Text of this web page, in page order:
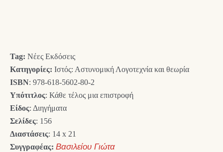
11,70 €.
Tag: Νέες Εκδόσεις
Κατηγορίες: Ιστός: Αστυνομική Λογοτεχνία και θεωρία
ISBN: 978-618-5602-80-2
Υπότιτλος: Κάθε τέλος μια επιστροφή
Είδος: Διηγήματα
Σελίδες: 156
Διαστάσεις: 14 x 21
Συγγραφέας: Βασιλείου Γιώτα